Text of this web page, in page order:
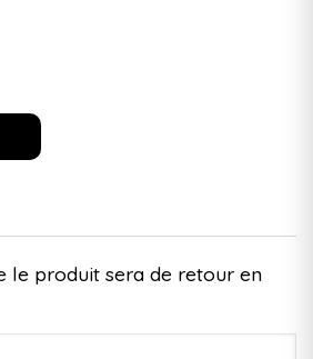
le produit sera de retour en